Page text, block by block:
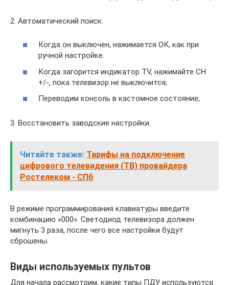
2. Автоматический поиск:
Когда он выключен, нажимается ОК, как при
ручной настройке.
Когда загорится индикатор TV, нажимайте CH
+/-, пока телевизор не выключится;
Переводим консоль в кастомное состояние;
3. Восстановить заводские настройки.
Читайте также: Тарифы на подключение
цифрового телевидения (ТВ) провайдера
Ростелеком - СПб
В режиме программирования клавиатуры введите
комбинацию «000». Светодиод телевизора должен
мигнуть 3 раза, после чего все настройки будут
сброшены.
Виды используемых пультов
Для начала рассмотрим, какие типы ПДУ используются